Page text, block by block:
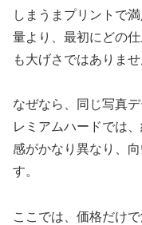
しまうまプリントで
量より、最初にどの
も大げさではありませ
なぜなら、同じ写真
レミアムハードでは
感がかなり異なり、
す。
ここでは、価格だけ